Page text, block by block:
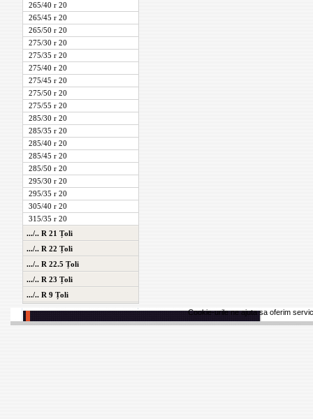
265/40 r 20
265/45 r 20
265/50 r 20
275/30 r 20
275/35 r 20
275/40 r 20
275/45 r 20
275/50 r 20
275/55 r 20
285/30 r 20
285/35 r 20
285/40 r 20
285/45 r 20
285/50 r 20
295/30 r 20
295/35 r 20
305/40 r 20
315/35 r 20
.../.. R 21 Țoli
.../.. R 22 Țoli
.../.. R 22.5 Țoli
.../.. R 23 Țoli
.../.. R 9 Țoli
Cookie-urile ne ajuta sa oferim